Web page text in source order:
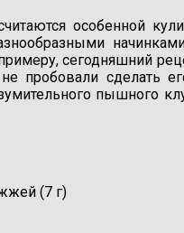
особенной
сегодняшний
пробовали сделать
пышного
(7 г)